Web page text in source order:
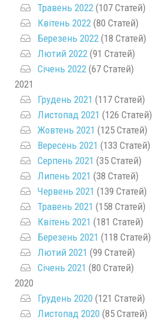
Травень 2022 (107 Статей)
Квітень 2022 (80 Статей)
Березень 2022 (18 Статей)
Лютий 2022 (91 Статей)
Січень 2022 (67 Статей)
2021
Грудень 2021 (117 Статей)
Листопад 2021 (126 Статей)
Жовтень 2021 (125 Статей)
Вересень 2021 (133 Статей)
Серпень 2021 (35 Статей)
Липень 2021 (38 Статей)
Червень 2021 (139 Статей)
Травень 2021 (158 Статей)
Квітень 2021 (181 Статей)
Березень 2021 (118 Статей)
Лютий 2021 (99 Статей)
Січень 2021 (80 Статей)
2020
Грудень 2020 (121 Статей)
Листопад 2020 (85 Статей)